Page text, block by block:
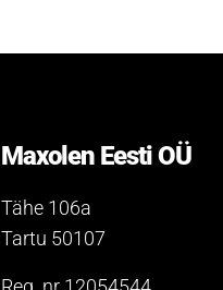
Maxolen Eesti OÜ
Tähe 106a
Tartu 50107